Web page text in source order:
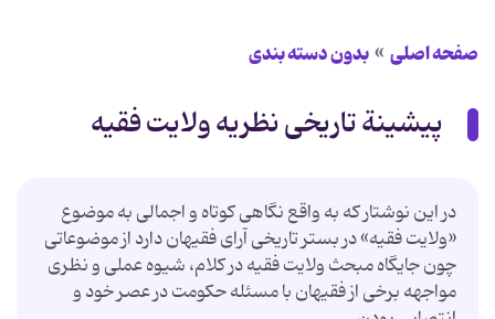
صفحه اصلی بدون دسته بندی
پیشینة تاریخی نظریه ولایت فقیه
در این‌ نوشتار که‌ به‌ واقع‌ نگاهی‌ کوتاه‌ و اجمالی‌ به‌ موضوع‌
«ولایت‌ فقیه» در بستر تاریخی‌ آرای‌ فقیهان‌ دارد از موضوعاتی‌
چون‌ جایگاه‌ مبحث‌ ولایت‌ فقیه‌ در کلام، شیوه‌ عملی‌ و نظری‌
مواجهه‌ برخی‌ از فقیهان‌ با مسئله‌ حکومت‌ در عصر خود و